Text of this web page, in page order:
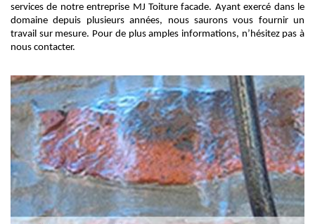
services de notre entreprise MJ Toiture facade. Ayant exercé dans le
domaine depuis plusieurs années, nous saurons vous fournir un
travail sur mesure. Pour de plus amples informations, n’hésitez pas à
nous contacter.